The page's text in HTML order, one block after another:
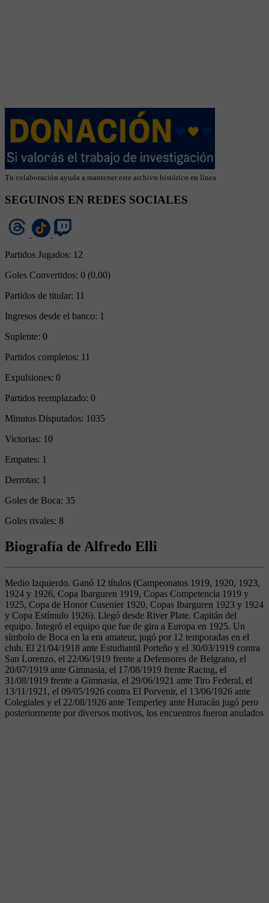
Tu colaboración ayuda a mantener este archivo histórico en línea
SEGUINOS EN REDES SOCIALES
Partidos Jugados: 12
Goles Convertidos: 0 (0.00)
Partidos de titular: 11
Ingresos desde el banco: 1
Suplente: 0
Partidos completos: 11
Expulsiones: 0
Partidos reemplazado: 0
Minutos Disputados: 1035
Victorias: 10
Empates: 1
Derrotas: 1
Goles de Boca: 35
Goles rivales: 8
Biografía de Alfredo Elli
Medio Izquierdo. Ganó 12 títulos (Campeonatos 1919, 1920, 1923,
1924 y 1926, Copa Ibarguren 1919, Copas Competencia 1919 y
1925, Copa de Honor Cusenier 1920, Copas Ibarguren 1923 y 1924
y Copa Estímulo 1926). Llegó desde River Plate. Capitán del
equipo. Integró el equipo que fue de gira a Europa en 1925. Un
símbolo de Boca en la era amateur, jugó por 12 temporadas en el
club. El 21/04/1918 ante Estudiantil Porteño y el 30/03/1919 contra
San Lorenzo, el 22/06/1919 frente a Defensores de Belgrano, el
20/07/1919 ante Gimnasia, el 17/08/1919 frente Racing, el
31/08/1919 frente a Gimnasia, el 29/06/1921 ante Tiro Federal, el
13/11/1921, el 09/05/1926 contra El Porvenir, el 13/06/1926 ante
Colegiales y el 22/08/1926 ante Temperley ante Huracán jugó pero
posteriormente por diversos motivos, los encuentros fueron anulados